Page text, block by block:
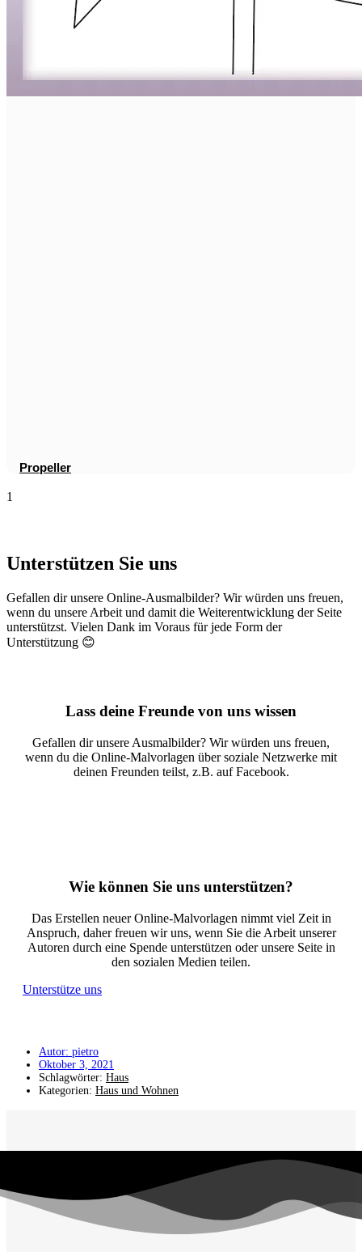
Propeller
Unterstützen Sie uns
Gefallen dir unsere Online-Ausmalbilder? Wir würden uns freuen,
wenn du unsere Arbeit und damit die Weiterentwicklung der Seite
unterstützst. Vielen Dank im Voraus für jede Form der
Unterstützung 😊
Lass deine Freunde von uns wissen
Gefallen dir unsere Ausmalbilder? Wir würden uns freuen,
wenn du die Online-Malvorlagen über soziale Netzwerke mit
deinen Freunden teilst, z.B. auf Facebook.
Wie können Sie uns unterstützen?
Das Erstellen neuer Online-Malvorlagen nimmt viel Zeit in
Anspruch, daher freuen wir uns, wenn Sie die Arbeit unserer
Autoren durch eine Spende unterstützen oder unsere Seite in
den sozialen Medien teilen.
Unterstütze uns
Autor: pietro
Oktober 3, 2021
Schlagwörter: Haus
Kategorien: Haus und Wohnen